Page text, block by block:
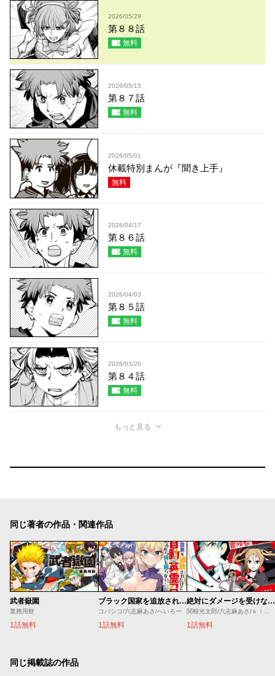
2026/05/29
第８８話
無料
2026/05/15
第８７話
無料
2026/05/01
休載特別まんが『聞き上手』
無料
2026/04/17
第８６話
無料
2026/04/03
第８５話
無料
2026/03/20
第８４話
無料
もっと見る
同じ著者の作品・関連作品
武者嶽園
業務用餅
1話無料
ブラック国家を追放されたけど【全自動・英霊召喚】があるから何も困らない。
コバシコ/六志麻あさ/へいろー
1話無料
絶対にダメージを受けないスキルをもらったので、冒険者として無双してみる
1話無料
同じ掲載誌の作品